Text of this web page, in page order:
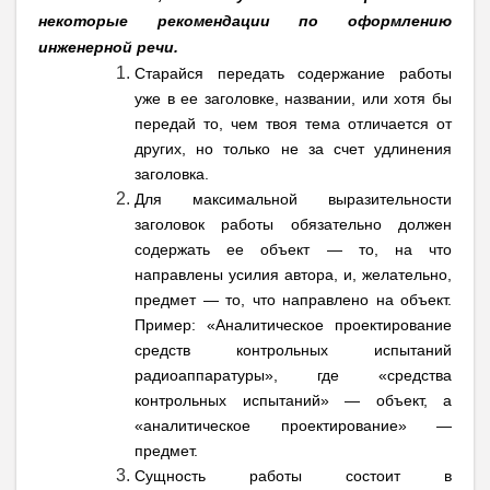
некоторые рекомендации по оформлению
инженерной речи.
Старайся передать содержание работы
уже в ее заголовке, названии, или хотя бы
передай то, чем твоя тема отличается от
других, но только не за счет удлинения
заголовка.
Для максимальной выразительности
заголовок работы обязательно должен
содержать ее объект — то, на что
направлены усилия автора, и, желательно,
предмет — то, что направлено на объект.
Пример: «Аналитическое проектирование
средств контрольных испытаний
радиоаппаратуры», где «средства
контрольных испытаний» — объект, а
«аналитическое проектирование» —
предмет.
Сущность работы состоит в